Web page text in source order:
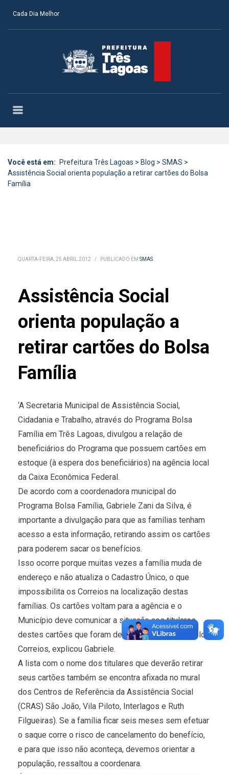
Cada Dia Melhor
Você está em: Prefeitura Três Lagoas > Blog > SMAS >
Assistência Social orienta população a retirar cartões do Bolsa
Família
QUARTA-FEIRA, 25 ABRIL 2012 / PUBLICADO EM SMAS
Assistência Social
orienta população a
retirar cartões do Bolsa
Família
‘A Secretaria Municipal de Assistência Social,
Cidadania e Trabalho, através do Programa Bolsa
Família em Três Lagoas, divulgou a relação de
beneficiários do Programa que possuem cartões em
estoque (à espera dos beneficiários) na agência local
da Caixa Econômica Federal.
De acordo com a coordenadora municipal do
Programa Bolsa Família, Gabriele Zani da Silva, é
importante a divulgação para que as famílias tenham
acesso a esta informação, retirando assim os cartões
para poderem sacar os benefícios.
Isso ocorre porque muitas vezes a família muda de
endereço e não atualiza o Cadastro Único, o que
impossibilita os Correios na localização destas
famílias. Os cartões voltam para a agência e o
Município deve comunicar a situação aos titulares
destes cartões que foram devolvidos ao Banco pelos
Correios, explicou Gabriele.
A lista com o nome dos titulares que deverão retirar
seus cartões também se encontra afixada no mural
dos Centros de Referência da Assistência Social
(CRAS) São João, Vila Piloto, Interlagos e Ruth
Filgueiras). Se a família ficar seis meses sem efetuar
o saque corre o risco de cancelamento do benefício,
e para que isso não aconteça, devemos orientar a
população, ressaltou a coordenara.